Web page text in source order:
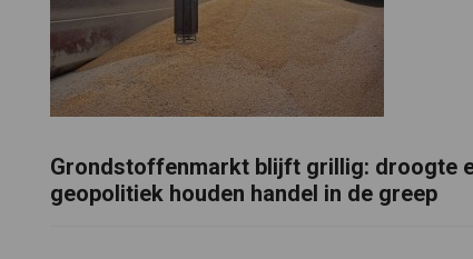
Grondstoffenmarkt blijft grillig: droogte
geopolitiek houden handel in de greep